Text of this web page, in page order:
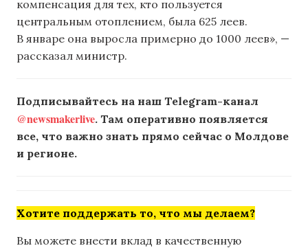
компенсация для тех, кто пользуется
центральным отоплением, была 625 леев.
В январе она выросла примерно до 1000 леев», —
рассказал министр.
Подписывайтесь на наш Telegram-канал
@newsmakerlive. Там оперативно появляется
все, что важно знать прямо сейчас о Молдове
и регионе.
Хотите поддержать то, что мы делаем?
Вы можете внести вклад в качественную